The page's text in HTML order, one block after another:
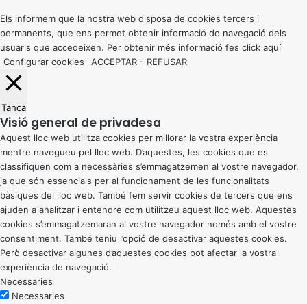
button
Els informem que la nostra web disposa de cookies tercers i
permanents, que ens permet obtenir informació de navegació dels
usuaris que accedeixen. Per obtenir més informació fes click aquí
Configurar cookies
ACCEPTAR - REFUSAR
Tanca
Visió general de privadesa
Aquest lloc web utilitza cookies per millorar la vostra experiència
mentre navegueu pel lloc web. D’aquestes, les cookies que es
classifiquen com a necessàries s’emmagatzemen al vostre navegador,
ja que són essencials per al funcionament de les funcionalitats
bàsiques del lloc web. També fem servir cookies de tercers que ens
ajuden a analitzar i entendre com utilitzeu aquest lloc web. Aquestes
cookies s’emmagatzemaran al vostre navegador només amb el vostre
consentiment. També teniu l’opció de desactivar aquestes cookies.
Però desactivar algunes d’aquestes cookies pot afectar la vostra
experiència de navegació.
Necessaries
Necessaries